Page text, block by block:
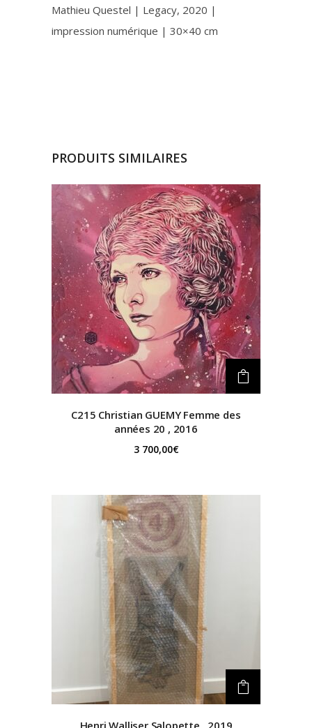
Mathieu Questel | Legacy, 2020 |
impression numérique | 30×40 cm
PRODUITS SIMILAIRES
C215 Christian GUEMY Femme des
années 20 , 2016
3 700,00€